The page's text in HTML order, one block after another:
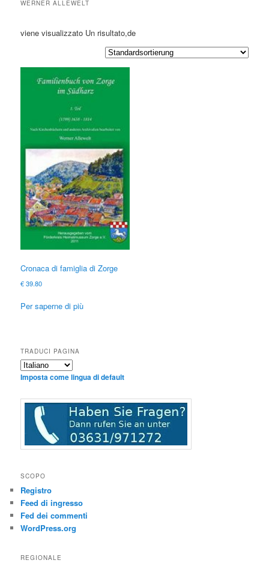
WERNER ALLEWELT
viene visualizzato Un risultato,de
Cronaca di famiglia di Zorge
€39.80
Per saperne di più
TRADUCI PAGINA
Imposta come lingua di default
SCOPO
Registro
Feed di ingresso
Fed dei commenti
WordPress.org
REGIONALE